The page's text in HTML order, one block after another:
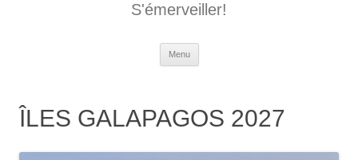
S'émerveiller!
Menu
ÎLES GALAPAGOS 2027